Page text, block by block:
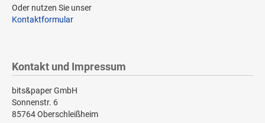
Oder nutzen Sie unser
Kontaktformular
Kontakt und Impressum
bits&paper GmbH
Sonnenstr. 6
85764 Oberschleißheim